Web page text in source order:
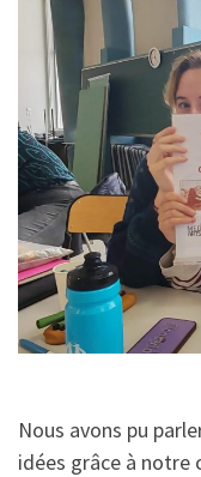
Nous avons pu
idées grâce à notre